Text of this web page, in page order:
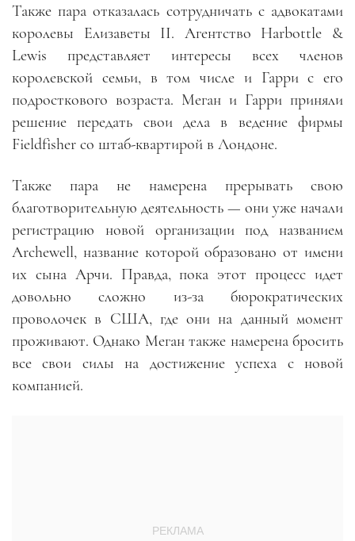
Также пара отказалась сотрудничать с адвокатами
королевы Елизаветы II. Агентство Harbottle &
Lewis представляет интересы всех членов
королевской семьи, в том числе и Гарри с его
подросткового возраста. Меган и Гарри приняли
решение передать свои дела в ведение фирмы
Fieldfisher со штаб-квартирой в Лондоне.
Также пара не намерена прерывать свою
благотворительную деятельность — они уже начали
регистрацию новой организации под названием
Archewell, название которой образовано от имени
их сына Арчи. Правда, пока этот процесс идет
довольно сложно из-за бюрократических
проволочек в США, где они на данный момент
проживают. Однако Меган также намерена бросить
все свои силы на достижение успеха с новой
компанией.